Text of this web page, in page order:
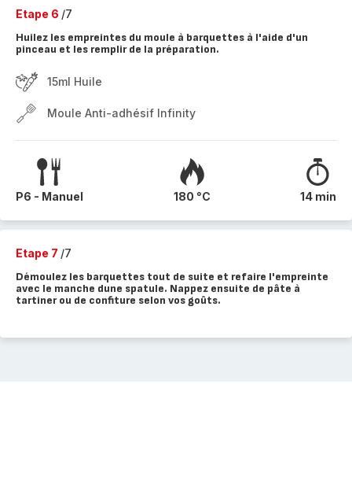
Etape 6 /7
Huilez les empreintes du moule à barquettes à l'aide d'un
pinceau et les remplir de la préparation.
15ml Huile
Moule Anti-adhésif Infinity
P6 - Manuel 180 °C 14 min
Etape 7 /7
Démoulez les barquettes tout de suite et refaire l'empreinte
avec le manche dune spatule. Nappez ensuite de pâte à
tartiner ou de confiture selon vos goûts.